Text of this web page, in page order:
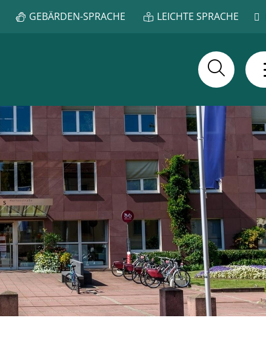
GEBÄRDEN-SPRACHE LEICHTE SPRACHE